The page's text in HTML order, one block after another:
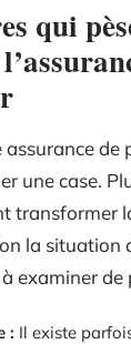
qui
de
une case.
transformer
la situation
examiner de
: Il existe